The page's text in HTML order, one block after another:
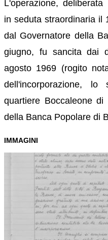
L'operazione,
in seduta straordinaria il
dal Governatore della
giugno, fu sancita dai
agosto 1969 (rogito
dell'incorporazione,
quartiere Boccaleone
della Banca Popolare di
IMMAGINI